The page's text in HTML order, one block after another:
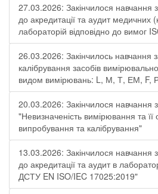
27.03.2026: Закінчилося навчання
до акредитації та аудит медичних
лабораторій відповідно до вимог
26.03.2026: Закінчилось навчання
калібрування засобів
видом вимірювань: L, М, Т, ЕМ, F,
20.03.2026: Закінчилося навчання
"Невизначеність вимірювання та
випробування та калібрування"
13.03.2026: Закінчилося навчання
до акредитації та аудит в
ДСТУ EN ISO/IEC 17025:2019"